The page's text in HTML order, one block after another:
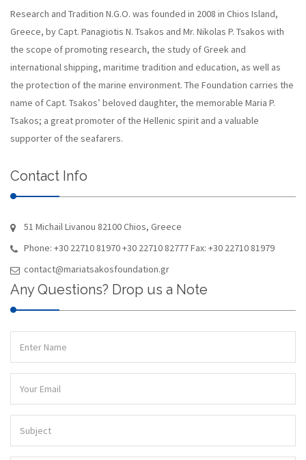
Research and Tradition N.G.O. was founded in 2008 in Chios Island,
Greece, by Capt. Panagiotis N. Tsakos and Mr. Nikolas P. Tsakos with
the scope of promoting research, the study of Greek and
international shipping, maritime tradition and education, as well as
the protection of the marine environment. The Foundation carries the
name of Capt. Tsakos’ beloved daughter, the memorable Maria P.
Tsakos; a great promoter of the Hellenic spirit and a valuable
supporter of the seafarers.
Contact Info
51 Michail Livanou 82100 Chios, Greece
Phone: +30 22710 81970 +30 22710 82777 Fax: +30 22710 81979
contact@mariatsakosfoundation.gr
Any Questions? Drop us a Note